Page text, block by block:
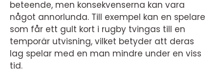
beteende, men konsekvenserna kan vara
något annorlunda. Till exempel kan en spelare
som får ett gult kort i rugby tvingas till en
temporär utvisning, vilket betyder att deras
lag spelar med en man mindre under en viss
tid.